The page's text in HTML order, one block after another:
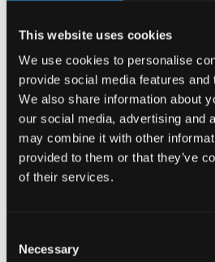
This website uses cookies
We use cookies to personalise
provide social media features and
We also share information about
our social media, advertising and
may combine it with other
provided to them or that they’ve
of their services.
Selection
Necessary
gyfer ymchwil Dementia ar fin
2015.
Dyddiad cyhoeddi: 27 Mawrth
Arwain gydag
Bydd gwaith arloesol staff